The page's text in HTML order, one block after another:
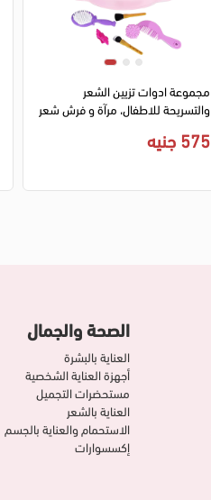
مجموعة ادوات تزيين الشعر
والتسريحة للاطفال، مرآة و فرش شعر
عمر 3 سنوات فما فوق، 031-009
575 جنيه
1 2
الصحة والجمال
العناية بالبشرة
أجهزة العناية الشخصية
مستحضرات التجميل
العناية بالشعر
الاستحمام والعناية بالجسم
إكسسوارات